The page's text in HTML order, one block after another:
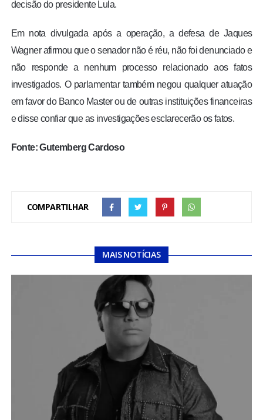
decisão do presidente Lula.
Em nota divulgada após a operação, a defesa de Jaques
Wagner afirmou que o senador não é réu, não foi denunciado e
não responde a nenhum processo relacionado aos fatos
investigados. O parlamentar também negou qualquer atuação
em favor do Banco Master ou de outras instituições financeiras
e disse confiar que as investigações esclarecerão os fatos.
Fonte: Gutemberg Cardoso
COMPARTILHAR
MAIS NOTÍCIAS